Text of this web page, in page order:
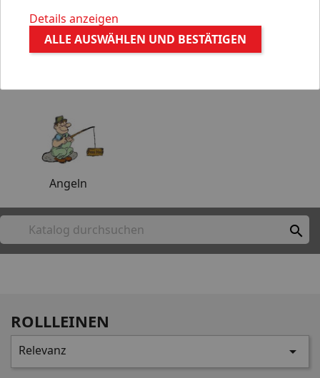
Angeln

ROLLLEINEN
Relevanz 
Details anzeigen
ALLE AUSWÄHLEN UND BESTÄTIGEN